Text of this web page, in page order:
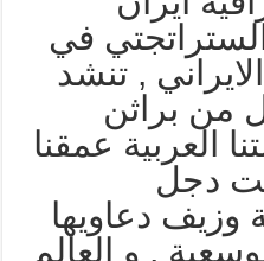
في
, تنشد
من براثن
العربية عمقنا
دجل
دعاويها
, و العالم